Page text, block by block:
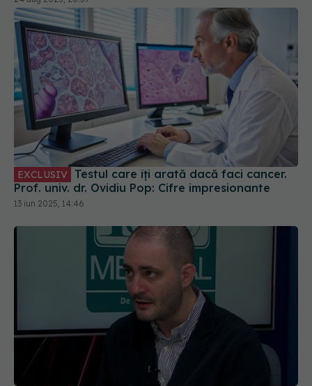
EXCLUSIV
Prof. univ. dr. Ovidiu Pop: Cifre impresionante
13 iun 2025, 14:46